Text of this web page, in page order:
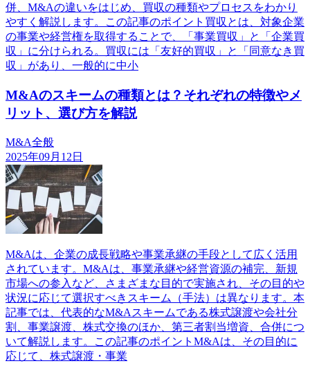
併、M&Aの違いをはじめ、買収の種類やプロセスをわかり
やすく解説します。この記事のポイント買収とは、対象企業
の事業や経営権を取得することで、「事業買収」と「企業買
収」に分けられる。買収には「友好的買収」と「同意なき買
収」があり、一般的に中小
M&Aのスキームの種類とは？それぞれの特徴やメ
リット、選び方を解説
M&A全般
2025年09月12日
M&Aは、企業の成長戦略や事業承継の手段として広く活用
されています。M&Aは、事業承継や経営資源の補完、新規
市場への参入など、さまざまな目的で実施され、その目的や
状況に応じて選択すべきスキーム（手法）は異なります。本
記事では、代表的なM&Aスキームである株式譲渡や会社分
割、事業譲渡、株式交換のほか、第三者割当増資、合併につ
いて解説します。この記事のポイントM&Aは、その目的に
応じて、株式譲渡・事業